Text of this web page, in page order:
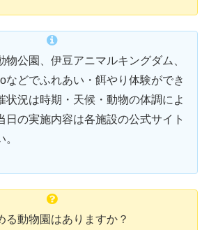
物公園、伊豆アニマルキングダム、
などでふれあい・餌やり体験ができ
状況は時期・天候・動物の体調によ
日の実施内容は各施設の公式サイト
る動物園はありますか？